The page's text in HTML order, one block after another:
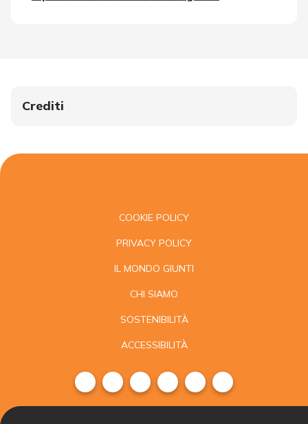
Crediti
COOKIE POLICY
PRIVACY POLICY
IL MONDO GIUNTI
CHI SIAMO
SOSTENIBILITÀ
ACCESSIBILITÀ